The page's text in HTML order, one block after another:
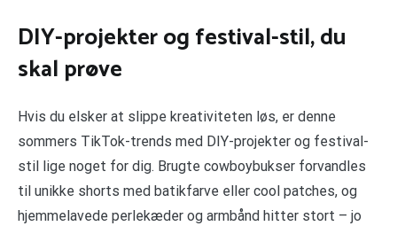
DIY-projekter og festival-stil, du
skal prøve
Hvis du elsker at slippe kreativiteten løs, er denne
sommers TikTok-trends med DIY-projekter og festival-
stil lige noget for dig. Brugte cowboybukser forvandles
til unikke shorts med batikfarve eller cool patches, og
hjemmelavede perlekæder og armbånd hitter stort – jo